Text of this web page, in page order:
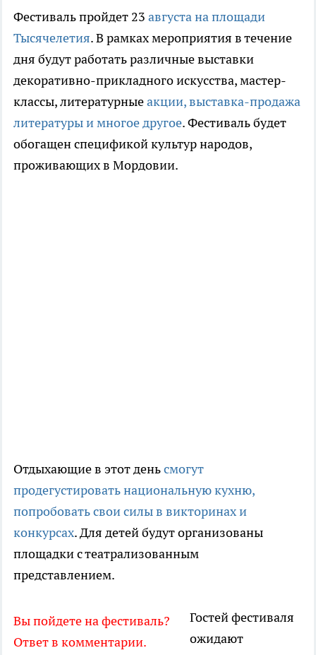
Фестиваль пройдет 23 августа на площади
Тысячелетия. В рамках мероприятия в течение
дня будут работать различные выставки
декоративно-прикладного искусства, мастер-
классы, литературныеакции, выставка-продажа
литературы и многое другое. Фестиваль будет
обогащен спецификой культур народов,
проживающих в Мордовии.
Отдыхающие в этот деньсмогут
продегустировать национальную кухню,
попробовать свои силы в викторинах и
конкурсах. Для детей будут организованы
площадки с театрализованным
представлением.
Вы пойдете на фестиваль?
Ответ в комментарии.
Гостей фестиваля
ожидают